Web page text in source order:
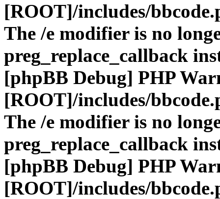
[ROOT]/includes/
The /e modifier is no
preg_replace_callback
[phpBB Debug] PHP
[ROOT]/includes/
The /e modifier is no
preg_replace_callback
[phpBB Debug] PHP
[ROOT]/includes/